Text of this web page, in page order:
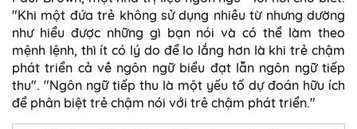
"Khi một đứa trẻ không sử dụng nhiều từ nhưng dường
như hiểu được những gì bạn nói và có thể làm theo
mệnh lệnh, thì ít có lý do để lo lắng hơn là khi trẻ chậm
phát triển cả về ngôn ngữ biểu đạt lẫn ngôn ngữ tiếp
thu". "Ngôn ngữ tiếp thu là một yếu tố dự đoán hữu ích
để phân biệt trẻ chậm nói với trẻ chậm phát triển."